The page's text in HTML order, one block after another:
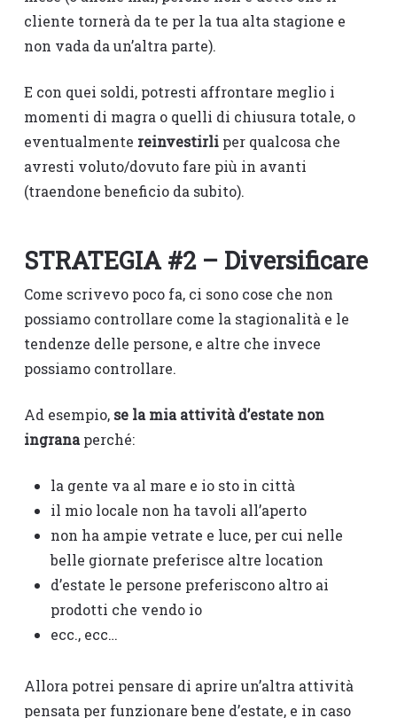
cliente tornerà da te per la tua alta stagione e
non vada da un’altra parte).
E con quei soldi, potresti affrontare meglio i
momenti di magra o quelli di chiusura totale, o
eventualmente reinvestirliper qualcosa che
avresti voluto/dovuto fare più in avanti
(traendone beneficio da subito).
STRATEGIA #2 – Diversificare
Come scrivevo poco fa, ci sono cose che non
possiamo controllare come la stagionalità e le
tendenze delle persone, e altre che invece
possiamo controllare.
Ad esempio, se la mia attività d’estate non
ingranaperché:
la gente va al mare e io sto in città
il mio locale non ha tavoli all’aperto
non ha ampie vetrate e luce, per cui nelle
belle giornate preferisce altre location
d’estate le persone preferiscono altro ai
prodotti che vendo io
ecc., ecc…
Allora potrei pensare di aprire un’altra attività
pensata per funzionare bene d’estate, e in caso